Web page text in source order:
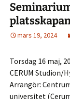
mars 19, 2024
Torsdag 16 maj,
CERUM Studion/
Arrangör:
universitet